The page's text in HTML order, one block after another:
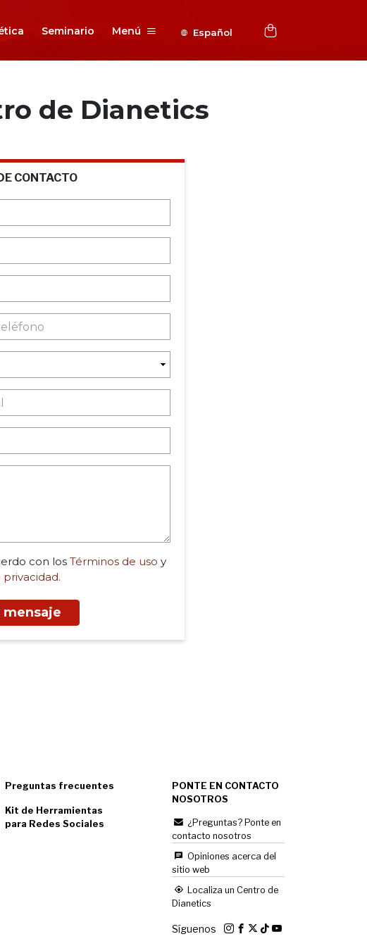
Seminario Menú Español
de Dianetics
CONTACTO
con los Términos de uso y
privacidad.
mensaje
Preguntas frecuentes
Kit de Herramientas
para Redes Sociales
PONTE EN CONTACTO
NOSOTROS
¿Preguntas? Ponte en
contacto nosotros
Opiniones acerca del
sitio web
Localiza un Centro de
Dianetics
Síguenos